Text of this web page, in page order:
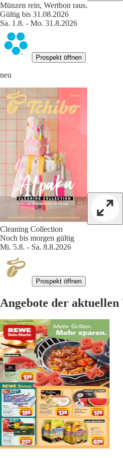
Münzen rein, Wertbon raus.
Gültig bis 31.08.2026
Sa. 1.8. - Mo. 31.8.2026
Prospekt öffnen
neu
Cleaning Collection
Noch bis morgen gültig
Mi. 5.8. - Sa. 8.8.2026
Prospekt öffnen
Angebote der aktuellen